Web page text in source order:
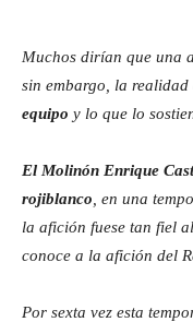
Muchos dirían que una
sin embargo, la realidad
equipo y lo que lo
El Molinón Enrique
rojiblanco , en una
la afición fuese tan fiel
conoce a la afición del
Por sexta vez esta